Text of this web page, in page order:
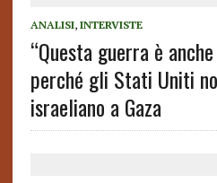
ANALISI, INTERVISTE
“Questa guerra è
perché gli Stati Uniti
israeliano a Gaza